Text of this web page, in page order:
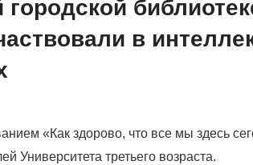
в
«Как здорово, что все мы здесь
Университета третьего возраста.